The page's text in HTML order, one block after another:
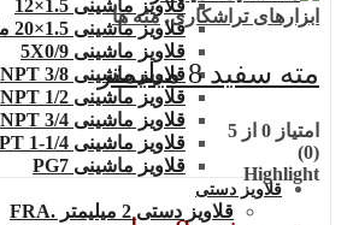
قلاویز ماشینی 1.5×12
قلاویز ماشینی 1.5×20 مارپیچ چپ
قلاویز ماشینی 5X0/9
قلاویز ماشینی 3/8 NPT
قلاویز ماشینی 1/2 NPT
قلاویز ماشینی 3/4 NPT
قلاویز ماشینی 1/4-1 NPT
قلاویز ماشینی PG7
قلاویز دستی
قلاویز دستی 2 میلیمتر .FRA
ابزارهای تراشکاری,مته ها
مته سفید 8 میلیمتر
امتیاز 0 از 5
(0)
Highlight